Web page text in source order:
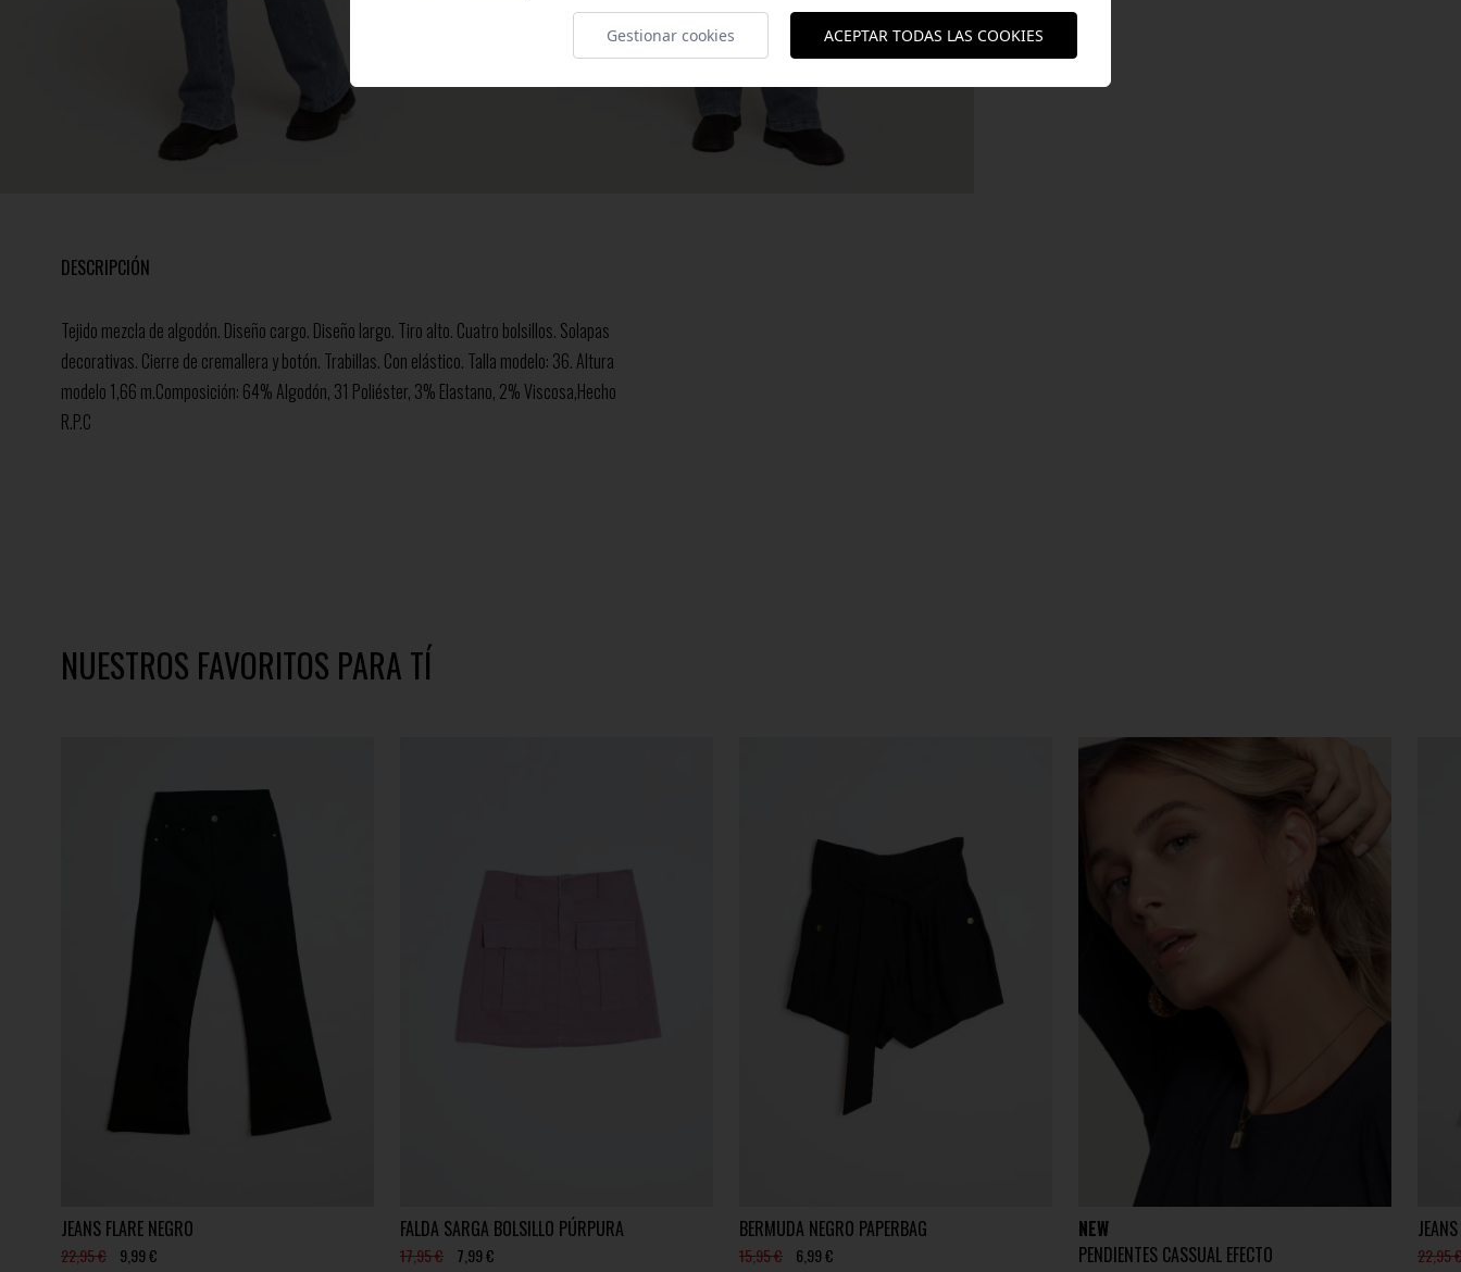
DESCRIPCIÓN
Tejido mezcla de algodón. Diseño cargo. Diseño largo. Tiro alto. Cuatro bolsillos. Solapas
decorativas. Cierre de cremallera y botón. Trabillas. Con elástico. Talla modelo: 36. Altura
modelo 1,66 m.Composición: 64% Algodón, 31 Poliéster, 3% Elastano, 2% Viscosa,Hecho
R.P.C
NUESTROS FAVORITOS PARA TÍ
JEANS FLARE NEGRO
22,95 € 9,99 €
FALDA SARGA BOLSILLO PÚRPURA
17,95 € 7,99 €
BERMUDA NEGRO PAPERBAG
15,95 € 6,99 €
NEW
PENDIENTES CASSUAL EFECTO
22,95
Gestionar cookies ACEPTAR TODAS LAS COOKIES